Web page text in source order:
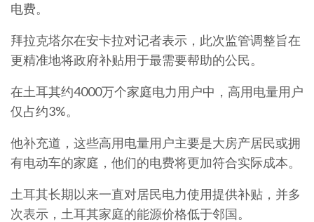
电费。
拜拉克塔尔在安卡拉对记者表示，此次监管调整旨在
更精准地将政府补贴用于最需要帮助的公民。
在土耳其约4000万个家庭电力用户中，高用电量用户
仅占约3%。
他补充道，这些高用电量用户主要是大房产居民或拥
有电动车的家庭，他们的电费将更加符合实际成本。
土耳其长期以来一直对居民电力使用提供补贴，并多
次表示，土耳其家庭的能源价格低于邻国。